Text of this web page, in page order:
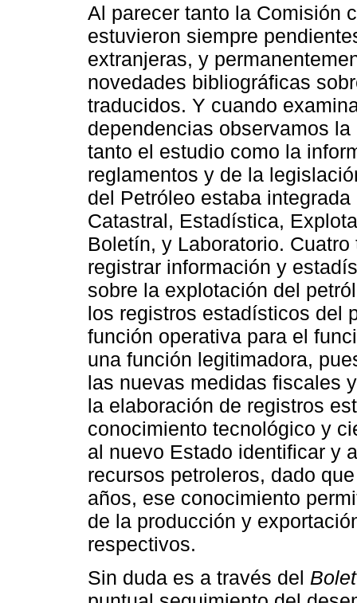
Al parecer tanto la Comisión
estuvieron siempre
extranjeras, y
novedades bibliográficas
traducidos. Y cuando
dependencias observamos
tanto el estudio como la
reglamentos y de la
del Petróleo estaba
Catastral, Estadística,
Boletín, y Laboratorio.
registrar información y
sobre la explotación del
los registros estadísticos del
función operativa para el
una función legitimadora,
las nuevas medidas fiscales
la elaboración de registros
conocimiento tecnológico y
al nuevo Estado identificar y
recursos petroleros, dado
años, ese conocimiento
de la producción y
respectivos.
Sin duda es a través del